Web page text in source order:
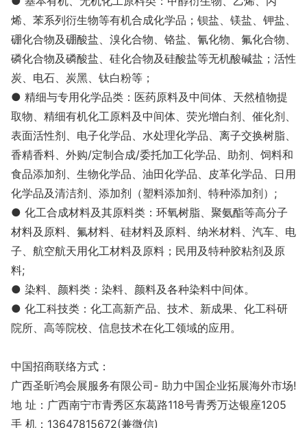
烯、苯系列衍生物等有机合成化学品；钡盐、镁盐、钾盐、
硼化合物及硼酸盐、溴化合物、铬盐、氰化物、氟化合物、
磷化合物及磷酸盐、硅化合物及硅酸盐等无机酸碱盐；活性
炭、电石、炭黑、钛白粉等；
● 精细与专用化学品类：医药原料及中间体、天然植物提
取物、精细有机化工原料及中间体、荧光增白剂、催化剂、
表面活性剂、电子化学品、水处理化学品、离子交换树脂、
香精香料、外购/定制合成/委托加工化学品、助剂、饲料和
食品添加剂、生物化学品、油田化学品、皮革化学品、日用
化学品及清洁剂、添加剂（塑料添加剂、特种添加剂）;
● 化工合成材料及其原料类：环氧树脂、聚氨酯等高分子
材料及原料、氟材料、硅材料及原料、纳米材料、汽车、电
子、航空航天用化工材料及原料；民用及特种胶粘剂及原
料;
● 染料、颜料类：染料、颜料及各种染料中间体。
● 化工科技类：化工高新产品、技术、新成果、化工科研
院所、高等院校、信息技术在化工领域的应用。
中国招商联络方式：
广西圣昕鸿会展服务有限公司- 助力中国企业拓展海外市场!
地 址：广西南宁市青秀区东葛路118号青秀万达银座1205
手 机：13647815672(兼微信)